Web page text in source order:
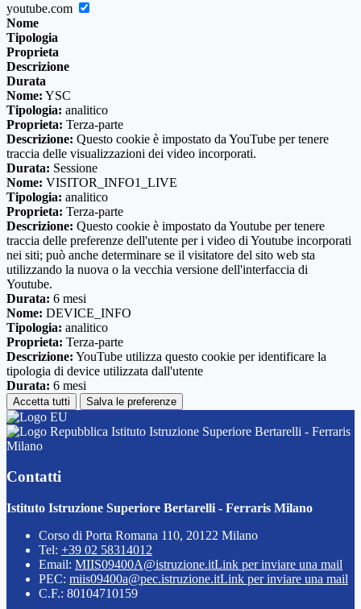
youtube.com
Nome
Tipologia
Proprieta
Descrizione
Durata
Nome: YSC
Tipologia: analitico
Proprieta: Terza-parte
Descrizione: Questo cookie è impostato da YouTube per tenere
traccia delle visualizzazioni dei video incorporati.
Durata: Sessione
Nome: VISITOR_INFO1_LIVE
Tipologia: analitico
Proprieta: Terza-parte
Descrizione: Questo cookie è impostato da Youtube per tenere
traccia delle preferenze dell'utente per i video di Youtube incorporati
nei siti; può anche determinare se il visitatore del sito web sta
utilizzando la nuova o la vecchia versione dell'interfaccia di
Youtube.
Durata: 6 mesi
Nome: DEVICE_INFO
Tipologia: analitico
Proprieta: Terza-parte
Descrizione: YouTube utilizza questo cookie per identificare la
tipologia di device utilizzata dall'utente
Durata: 6 mesi
Accetta tutti Salva le preferenze
Istituto Istruzione Superiore Bertarelli - Ferraris
Milano
Contatti
Istituto Istruzione Superiore Bertarelli - Ferraris Milano
Corso di Porta Romana 110, 20122 Milano
Tel: +39 02 58314012
Email: MIIS09400A@istruzione.itLink per inviare una mail
PEC: miis09400a@pec.istruzione.itLink per inviare una mail
C.F.: 80104710159